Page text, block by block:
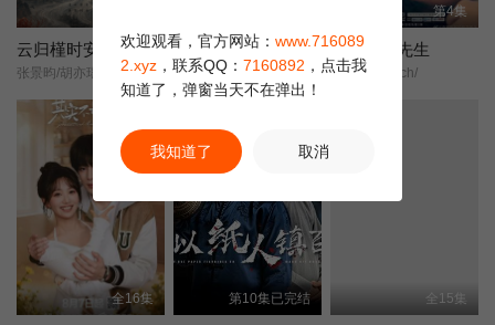
云归槿时安
张景昀/胡亦瑶/
兵自风中来
欧豪/蓝盈莹/丁勇岱/史兰芽/
第4集
我的鸵鸟先生
My Mr. Ostrich/
全16集 第10集已完结 全15集
欢迎观看，官方网站： www.716089
2.xyz ，联系QQ： 7160892 ，点击我
知道了，弹窗当天不在弹出！
我知道了 取消